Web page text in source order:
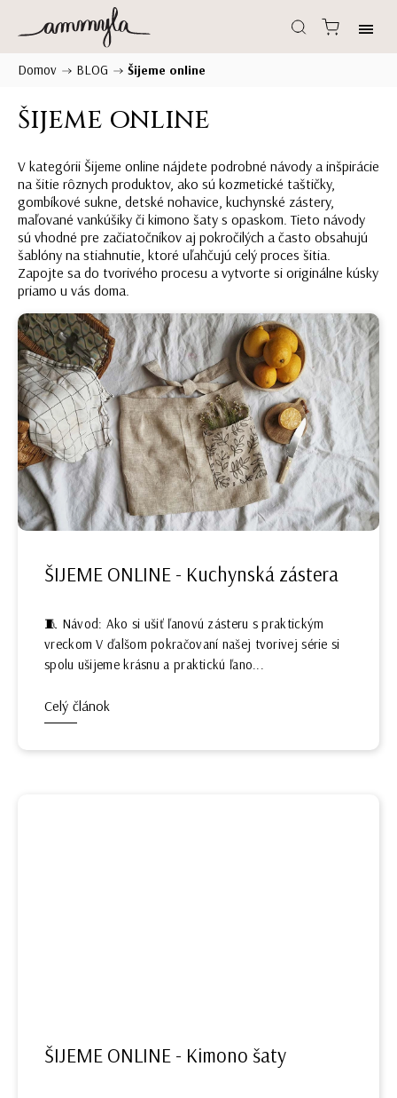
Domov / BLOG / Šijeme online
ŠIJEME ONLINE
V kategórii Šijeme online nájdete podrobné návody a inšpirácie
na šitie rôznych produktov, ako sú kozmetické taštičky,
gombíkové sukne, detské nohavice, kuchynské zástery,
maľované vankúšiky či kimono šaty s opaskom. Tieto návody
sú vhodné pre začiatočníkov aj pokročilých a často obsahujú
šablóny na stiahnutie, ktoré uľahčujú celý proces šitia.
Zapojte sa do tvorivého procesu a vytvorte si originálne kúsky
priamo u vás doma.
ŠIJEME ONLINE - Kuchynská zástera
🧵 Návod: Ako si ušiť ľanovú zásteru s praktickým
vreckom V ďalšom pokračovaní našej tvorivej série si
spolu ušijeme krásnu a praktickú ľano...
Celý článok
ŠIJEME ONLINE - Kimono šaty